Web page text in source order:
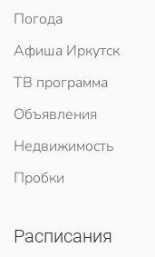
Погода
Афиша Иркутск
ТВ программа
Объявления
Недвижимость
Пробки
Расписания